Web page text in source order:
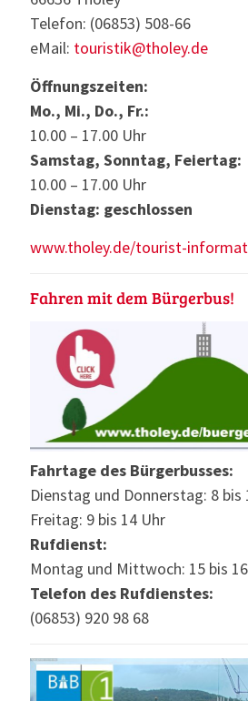
Telefon: (06853) 508-66
eMail: touristik@tholey.de
Öffnungszeiten:
Mo., Mi., Do., Fr.:
10.00 – 17.00 Uhr
Samstag, Sonntag, Feiertag:
10.00 – 17.00 Uhr
Dienstag: geschlossen
www.tholey.de/tourist-
Fahren mit dem Bürgerbus!
Fahrtage des Bürgerbusses:
Dienstag und Donnerstag: 8 bis
Freitag: 9 bis 14 Uhr
Rufdienst:
Montag und Mittwoch: 15 bis
Telefon des Rufdienstes:
(06853) 920 98 68